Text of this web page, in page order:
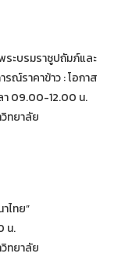
ระบรมราชูปถัมภ์และ
ณ์ราคาข้าว : โอกาส
า 09.00-12.00 น.
ทยาลัย
ไทย”
น.
ทยาลัย